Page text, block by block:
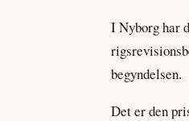
I Nyborg har
begyndelsen.
Det er den